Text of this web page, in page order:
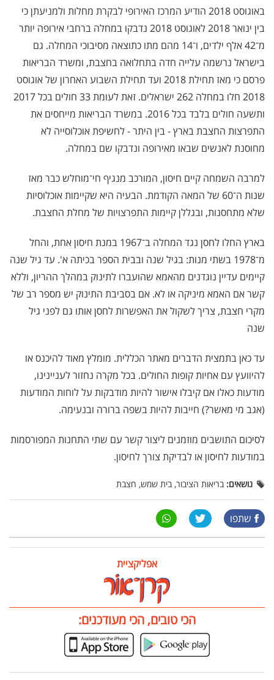
באוגוסט 2018 הודיע המרכז האירופי לבקרת מחלות ולמניעתן כי
בין ינואר 2018 לאוגוסט 2018 נדבקו במחלה ברחבי אירופה יותר
מ־42 אלף ילדים, ו־14 מהם מתו כתוצאה מסיבוכי המחלה. גם
בישראל נרשמה עלייה חדה בתחלואה בחצבת, ומשרד הבריאות
פרסם כי מאז תחילת 2018 ועד תחילת השבוע האחרון של אוגוסט
2018 חלו במחלה 262 ישראלים. זאת לעומת 33 חולים בכל 2017
ותשעה חולים בלבד בכל 2016. במשרד הבריאות מייחסים את
התפרצות החצבת בארץ - בין היתר - לחשיפת אוכלוסייה לא
מחוסנת לאנשים שבאו מאירופה ונדבקו שם במחלה.
למרבה השמחה קיים חיסון, המורכב מנגיף חי־מוחלש כבר מאז
שנות ה־60 של המאה הקודמת. הבעיה היא שקיימות אוכלוסיות
שלא מתחסנות, ובגללן קיימות התפרצויות של מחלת החצבת.
בארץ החלו לחסן נגד המחלה ב־1967 במנת חיסון אחת, והחל
מ־1978 בשתי מנות: בגיל שנה ובבית הספר בכיתה א'. עד גיל שנה
קיימים עדיין נוגדנים מהאמא שהועברו לתינוק במהלך ההריון, וללא
קשר אם האמא מיניקה או לא. אם בסביבת התינוק יש מספר רב של
מקרי חצבת, צריך לשקול את האפשרות לחסן אותו גם לפני גיל
שנה
עד כאן בתמצית הדברים מאתר הכללית. מומלץ מאוד להיכנס או
להיוועץ עם אחיות קופות החולים. בכל מקרה נחזור לעניינינו,
מודעות כאלו אם קיבלו אישור להיות מודבקות על לוחות המודעות
(אגב מי מאשר?) חייבות להיות בשפה ברורה ובנעימה.
לסיכום התושבים מוזמנים ליצור קשר עם שתי התחנות המפורסמות
במודעות לחיסון או לבדיקת צורך לחיסון.
נושאים: בריאות הציבור, בית שמש, חצבת
שתפו
אפליקציית
הכי טובים, הכי מעודכנים: